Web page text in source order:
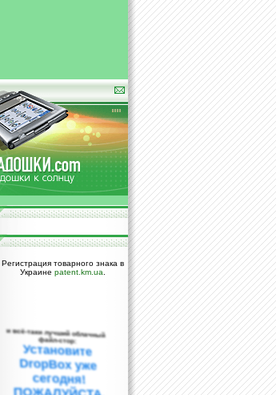
Регистрация товарного знака в
Украине patent.km.ua
и всё-таки лучший облачный
файл-стор:
Установите
DropBox уже
сегодня!
ПОЖАЛУЙСТА,